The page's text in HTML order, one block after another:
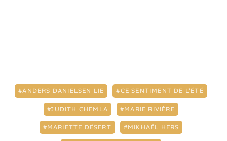
ANDERS DANIELSEN LIE CE SENTIMENT DE L'ÉTÉ
JUDITH CHEMLA MARIE RIVIÈRE
MARIETTE DÉSERT MIKHAËL HERS